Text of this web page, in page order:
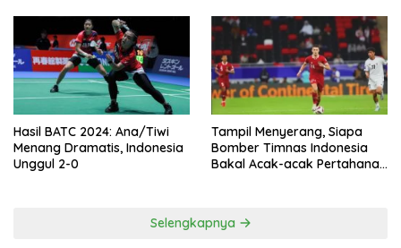
Hasil BATC 2024: Ana/Tiwi
Menang Dramatis, Indonesia
Unggul 2-0
Tampil Menyerang, Siapa
Bomber Timnas Indonesia
Bakal Acak-acak Pertahanan
Selengkapnya